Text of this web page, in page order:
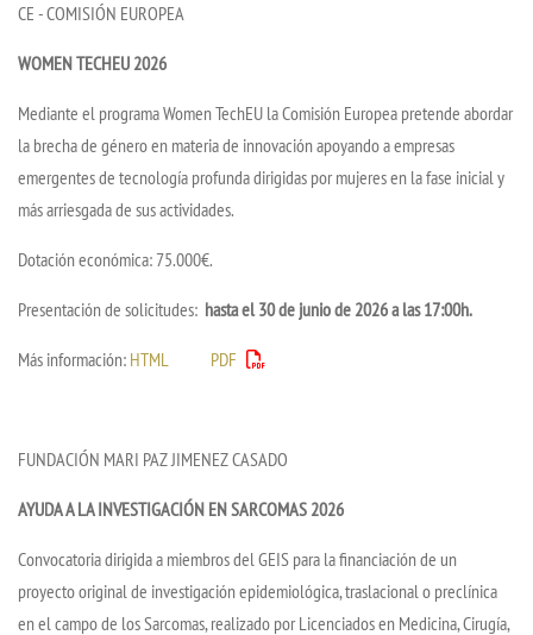
CE - COMISIÓN EUROPEA
WOMEN TECHEU 2026
Mediante el programa Women TechEU la Comisión Europea pretende abordar
la brecha de género en materia de innovación apoyando a empresas
emergentes de tecnología profunda dirigidas por mujeres en la fase inicial y
más arriesgada de sus actividades.
Dotación económica: 75.000€.
Presentación de solicitudes: hasta el 30 de junio de 2026 a las 17:00h.
Más información: HTML PDF
FUNDACIÓN MARI PAZ JIMENEZ CASADO
AYUDA A LA INVESTIGACIÓN EN SARCOMAS 2026
Convocatoria dirigida a miembros del GEIS para la financiación de un
proyecto original de investigación epidemiológica, traslacional o preclínica
en el campo de los Sarcomas, realizado por Licenciados en Medicina, Cirugía,